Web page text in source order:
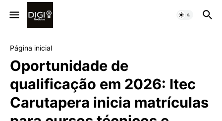
Página inicial
Oportunidade de
qualificação em 2026: Itec
Carutapera inicia matrículas